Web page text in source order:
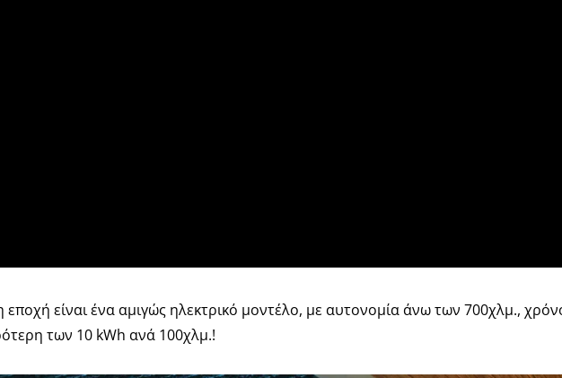
είναι ένα αμιγώς ηλεκτρικό μοντέλο, με αυτονομία άνω των 700χλμ.,
των 10 kWh ανά 100χλμ.!